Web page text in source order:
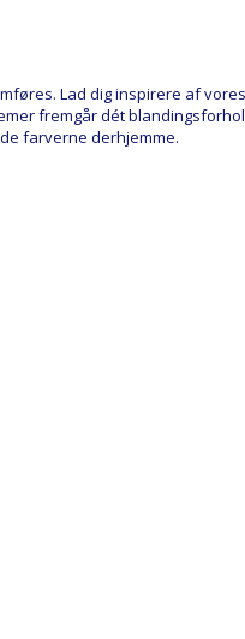
Lad dig inspirere af
fremgår dét
farverne derhjemme.